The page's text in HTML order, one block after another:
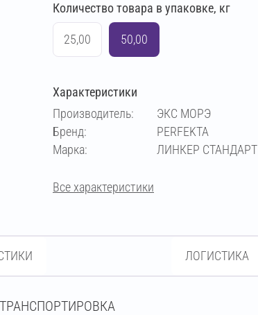
жёлтый кирпичный
коричневый красный
кремово-бежевый
кремово-жёлтый
светло-серый
Количество товара в упаковке, кг
25,00 50,00
Характеристики
Производитель:
ЭКС МОРЭ
Бренд:
PERFEKTA
Марка:
ЛИНКЕР СТАНДАРТ
Все характеристики
ЛОГИСТИКА
ТРАНСПОРТИРОВКА